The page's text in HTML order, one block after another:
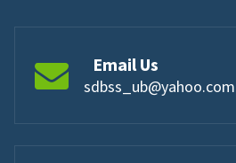
Email Us
sdbss_ub@yahoo.com